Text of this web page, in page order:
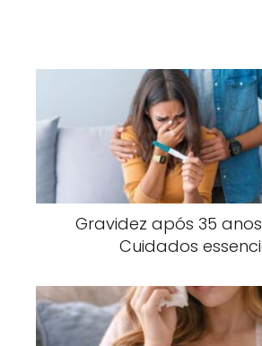
Gravidez após 35
Cuidados